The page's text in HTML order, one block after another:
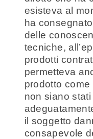
esisteva al
ha
delle
tecniche,
prodotti
permetteva
prodotto
non siano
il soggetto
consapevole